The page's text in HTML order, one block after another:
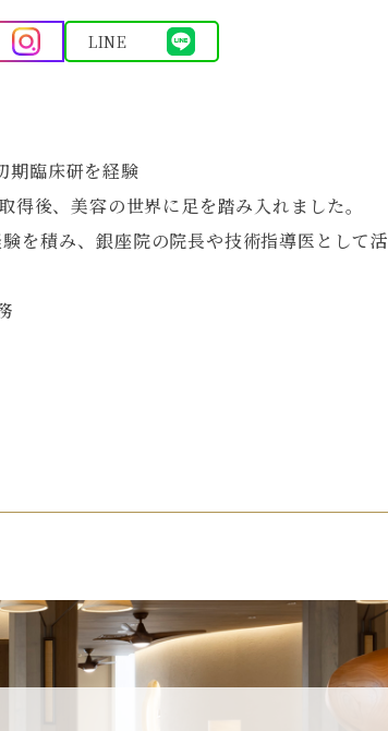
LINE
期臨床研を経験
得後、美容の世界に足を踏み入れました。
を積み、銀座院の院長や技術指導医として活